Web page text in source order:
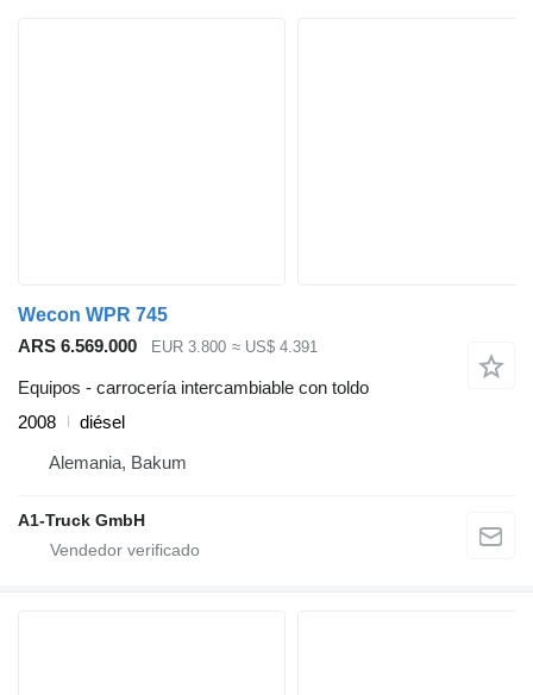
Wecon WPR 745
ARS 6.569.000
EUR 3.800 ≈ US$ 4.391
Equipos - carrocería intercambiable con toldo
2008
diésel
Alemania, Bakum
A1-Truck GmbH